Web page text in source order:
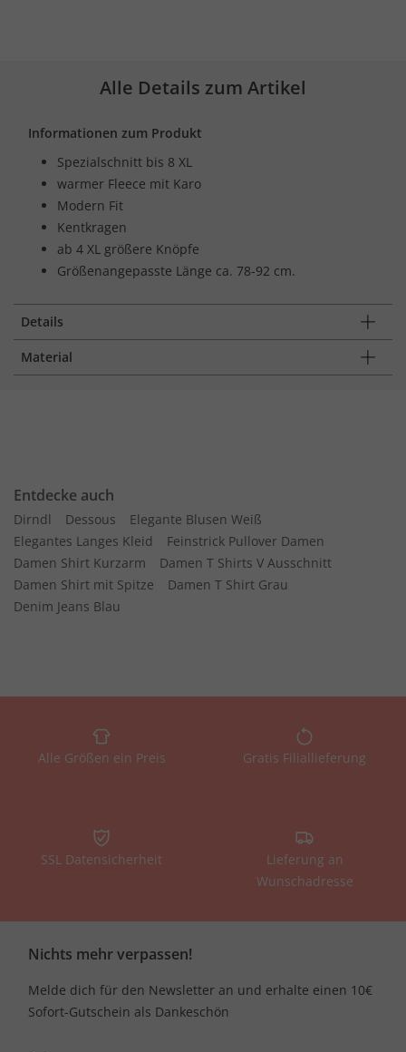
Alle Details zum Artikel
Informationen zum Produkt
Spezialschnitt bis 8 XL
warmer Fleece mit Karo
Modern Fit
Kentkragen
ab 4 XL größere Knöpfe
Größenangepasste Länge ca. 78-92 cm.
Details
Material
Entdecke auch
Dirndl Dessous
Elegante Blusen Weiß
Elegantes Langes Kleid
Feinstrick Pullover Damen
Damen Shirt Kurzarm
Damen T Shirts V Ausschnitt
Damen Shirt mit Spitze
Damen T Shirt Grau
Denim Jeans Blau
Alle Größen ein Preis Gratis Filiallieferung
SSL Datensicherheit
Lieferung an
Wunschadresse
Nichts mehr verpassen!
Melde dich für den Newsletter an und erhalte einen 10€
Sofort-Gutschein als Dankeschön